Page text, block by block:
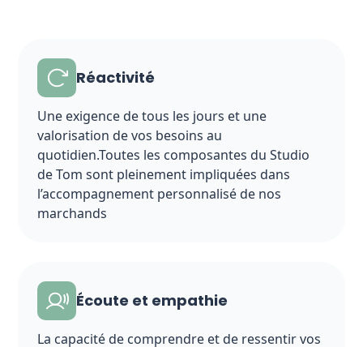
Réactivité
Une exigence de tous les jours et une
valorisation de vos besoins au
quotidien.Toutes les composantes du Studio
de Tom sont pleinement impliquées dans
l’accompagnement personnalisé de nos
marchands
Écoute et empathie
La capacité de comprendre et de ressentir vos